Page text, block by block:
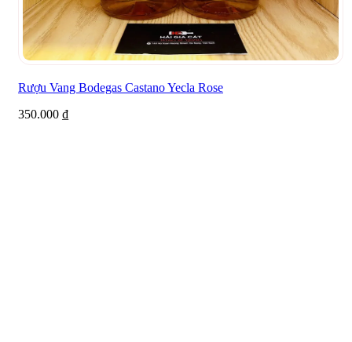
Rượu Vang Bodegas Castano Yecla Rose
350.000 ₫